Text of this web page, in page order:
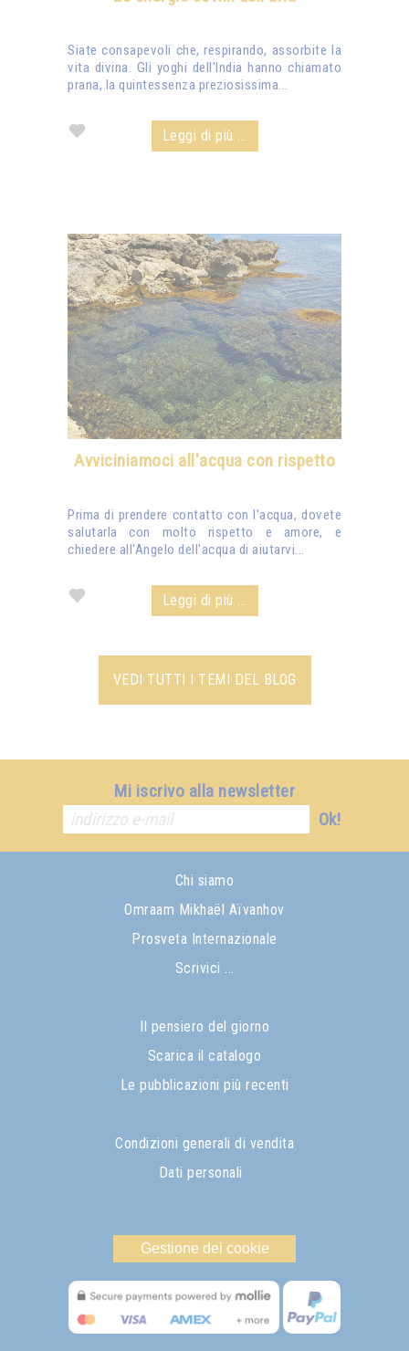
Siate consapevoli che, respirando, assorbite la
vita divina. Gli yoghi dell'India hanno chiamato
prana, la quintessenza preziosissima...
Leggi di più ...
Avviciniamoci all'acqua con rispetto
Prima di prendere contatto con l'acqua, dovete
salutarla con molto rispetto e amore, e
chiedere all'Angelo dell'acqua di aiutarvi...
Leggi di più ...
VEDI TUTTI I TEMI DEL BLOG
Mi iscrivo alla newsletter
Ok!
Chi siamo
Omraam Mikhaël Aïvanhov
Prosveta Internazionale
Scrivici ...
Il pensiero del giorno
Scarica il catalogo
Le pubblicazioni più recenti
Condizioni generali di vendita
Dati personali
Gestione dei cookie